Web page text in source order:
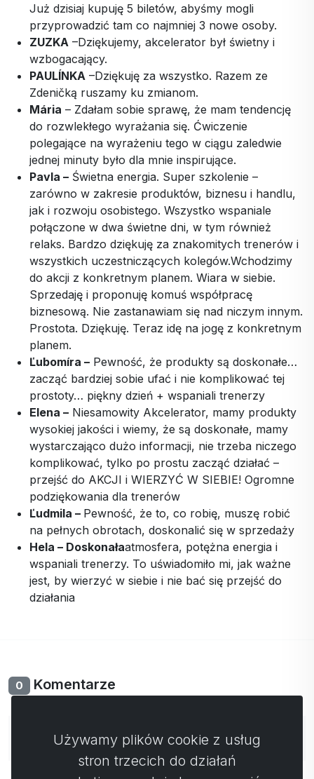
Już dzisiaj kupuję 5 biletów, abyśmy mogli
przyprowadzić tam co najmniej 3 nowe osoby.
ZUZKA –Dziękujemy, akcelerator był świetny i
wzbogacający.
PAULÍNKA –Dziękuję za wszystko. Razem ze
Zdeničką ruszamy ku zmianom.
Mária – Zdałam sobie sprawę, że mam tendencję
do rozwlekłego wyrażania się. Ćwiczenie
polegające na wyrażeniu tego w ciągu zaledwie
jednej minuty było dla mnie inspirujące.
Pavla – Świetna energia. Super szkolenie –
zarówno w zakresie produktów, biznesu i handlu,
jak i rozwoju osobistego. Wszystko wspaniale
połączone w dwa świetne dni, w tym również
relaks. Bardzo dziękuję za znakomitych trenerów i
wszystkich uczestniczących kolegów.Wchodzimy
do akcji z konkretnym planem. Wiara w siebie.
Sprzedaję i proponuję komuś współpracę
biznesową. Nie zastanawiam się nad niczym innym.
Prostota. Dziękuję. Teraz idę na jogę z konkretnym
planem.
Ľubomíra – Pewność, że produkty są doskonałe…
zacząć bardziej sobie ufać i nie komplikować tej
prostoty… piękny dzień + wspaniali trenerzy
Elena – Niesamowity Akcelerator, mamy produkty
wysokiej jakości i wiemy, że są doskonałe, mamy
wystarczająco dużo informacji, nie trzeba niczego
komplikować, tylko po prostu zacząć działać –
przejść do AKCJI i WIERZYĆ W SIEBIE! Ogromne
podziękowania dla trenerów
Ľudmila – Pewność, że to, co robię, muszę robić
na pełnych obrotach, doskonalić się w sprzedaży
Hela – Doskonałaatmosfera, potężna energia i
wspaniali trenerzy. To uświadomiło mi, jak ważne
jest, by wierzyć w siebie i nie bać się przejść do
działania
0 Komentarze
Nie ma jeszcze komentarzy. Bądź pierwszy ze swoim
komentarzem.
Używamy plików cookie z usług
stron trzecich do działań